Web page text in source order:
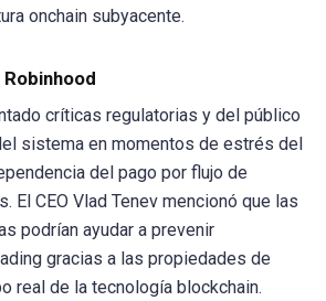
onchain subyacente.
críticas regulatorias y del público
sistema en momentos de estrés del
del pago por flujo de
El CEO Vlad Tenev mencionó que las
podrían ayudar a prevenir
gracias a las propiedades de
real de la tecnología blockchain.